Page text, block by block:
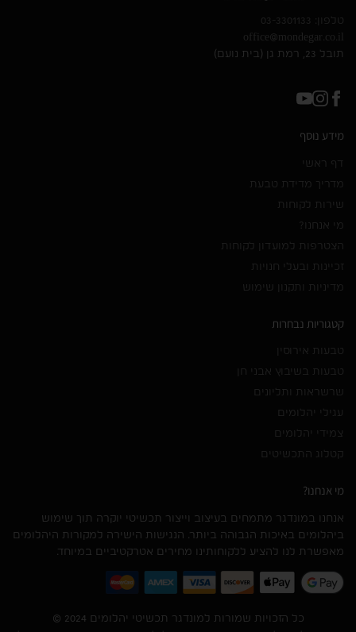
טלפון: 03-3301133
office@mondegar.co.il
תובל 23, רמת גן (בית נועם)
מידע נוסף
דף ראשי
מדריך מדידת טבעת
שירות לקוחות
מי אנחנו?
הצטרפות למועדון לקוחות
זכיינות ובעלי חנויות
מדיניות ותקנון שימוש
קטגוריות נבחרות
טבעות אירוסין
טבעות בשיבוץ אבני חן
שרשראות ותליונים
עגילי יהלומים
צמידי יהלומים
קטלוג התכשיטים
מי אנחנו?
אנחנו במונדגר מתמחים בעיצוב וייצור תכשיטי יוקרה תוך שימוש
ביהלומים באיכות הגבוהה ביותר. הנגישות הישירה למקורות היהלומים
מאפשרת לנו להציע ללקוחותינו מחירים אטרקטיביים במיוחד.
כל הזכויות שמורות למונדגר תכשיטי יהלומים 2024 ©